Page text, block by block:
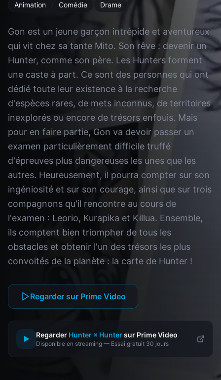
Animation
Comédie Drame
Gon est un jeune garçon intrépide et aventureux
qui vit chez sa tante Mito. Son rêve : devenir un
Hunter, comme son père. Les Hunters forment
une caste à part. Ce sont des personnes qui ont
dédié toute leur existence à la recherche
d'espèces rares, de mets inconnus, de territoires
inexplorés ou encore de trésors enfouis. Mais
pour en faire partie, Gon va devoir passer un
examen particulièrement difficile truffé
d'épreuves plus dangereuses les unes que les
autres. Heureusement, il pourra compter sur son
ingéniosité et sur son courage, ainsi que sur trois
compagnons qu'il rencontre au cours de
l'examen : Leorio, Kurapika et Killua. Ensemble,
ils comptent bien triompher de tous les
obstacles et obtenir l'un des trésors les plus
convoités de la planète : la carte de Hunter !
Regarder sur Prime Video
▶ Regarder Hunter × Huntersur Prime Video
Disponible en streaming — Essai gratuit 30 jours